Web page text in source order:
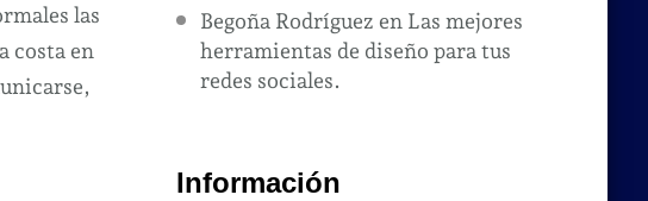
las
costa en
Begoña Rodríguez en Las mejores
herramientas de diseño para tus
redes sociales.
Información